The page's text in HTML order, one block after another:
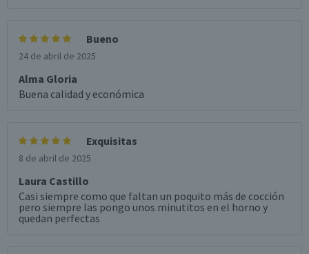
Bueno
24 de abril de 2025
Alma Gloria
Buena calidad y económica
Exquisitas
8 de abril de 2025
Laura Castillo
Casi siempre como que faltan un poquito más de cocción
pero siempre las pongo unos minutitos en el horno y
quedan perfectas